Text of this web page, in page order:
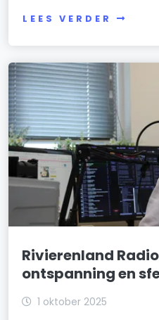
LEES VERDER
Rivierenland
ontspanning en
1 oktober 2025